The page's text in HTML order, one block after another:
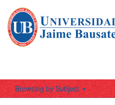
Browsing by Subject